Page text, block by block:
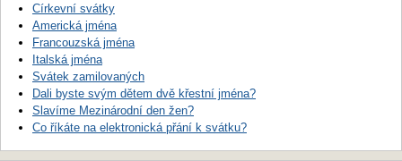
Církevní svátky
Americká jména
Francouzská jména
Italská jména
Svátek zamilovaných
Dali byste svým dětem dvě křestní jména?
Slavíme Mezinárodní den žen?
Co říkáte na elektronická přání k svátku?